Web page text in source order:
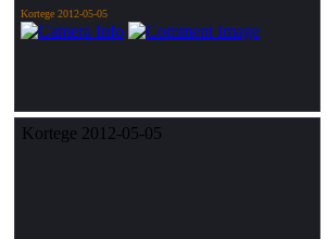
Kortege 2012-05-05
Kortege 2012-05-05